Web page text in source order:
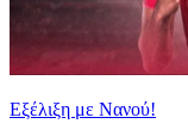
Εξέλιξη με Νανού!